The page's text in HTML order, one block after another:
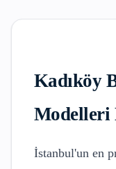
Kadıköy
Modelleri
İstanbul'un en